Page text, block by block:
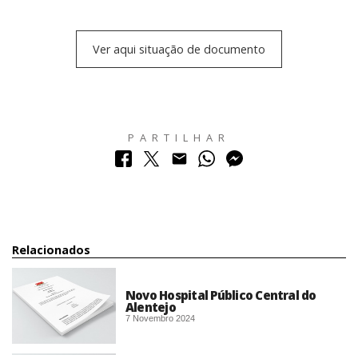
Ver aqui situação de documento
PARTILHAR
Relacionados
Novo Hospital Público Central do
Alentejo
7 Novembro 2024